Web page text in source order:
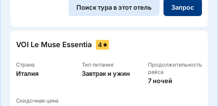
Поиск тура в этот отель Запрос
VOI Le Muse Essentia 4
Страна
Италия
Тип питания
Завтрак и ужин
Продолжительность
рейса
7 ночей
Скидочная цена